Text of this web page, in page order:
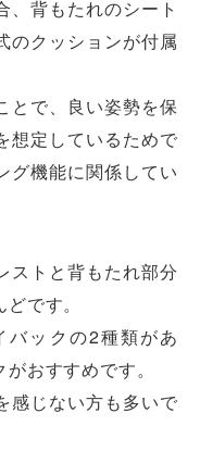
、背もたれのシート
のクッションが付属
とで、良い姿勢を保
想定しているためで
グ機能に関係してい
ストと背もたれ部分
です。
バックの2種類があ
おすすめです。
感じない方も多いで